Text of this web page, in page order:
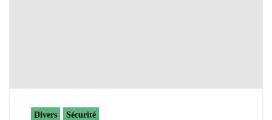
Divers Sécurité